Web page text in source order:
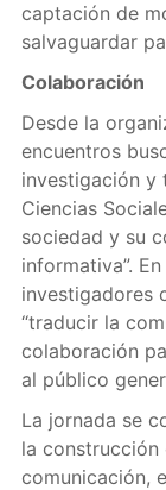
captación de
salvaguardar
Colaboración
Desde la
encuentros
investigación y
Ciencias
sociedad y su
informativa”.
investigadores
“traducir la
colaboración
al público
La jornada se
la construcción
comunicación,